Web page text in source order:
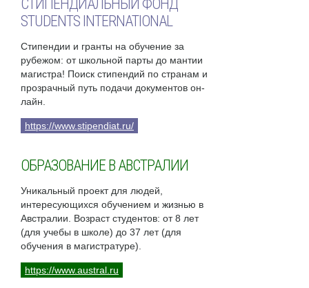
СТИПЕНДИАЛЬНЫЙ ФОНД
STUDENTS INTERNATIONAL
Стипендии и гранты на обучение за
рубежом: от школьной парты до мантии
магистра! Поиск стипендий по странам и
прозрачный путь подачи документов он-
лайн.
https://www.stipendiat.ru/
ОБРАЗОВАНИЕ В АВСТРАЛИИ
Уникальный проект для людей,
интересующихся обучением и жизнью в
Австралии. Возраст студентов: от 8 лет
(для учебы в школе) до 37 лет (для
обучения в магистратуре).
https://www.austral.ru